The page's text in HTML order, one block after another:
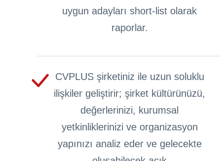
uygun adayları short-list olarak
raporlar.
CVPLUS şirketiniz ile uzun soluklu
ilişkiler geliştirir; şirket kültürünüzü,
değerlerinizi, kurumsal
yetkinliklerinizi ve organizasyon
yapınızı analiz eder ve gelecekte